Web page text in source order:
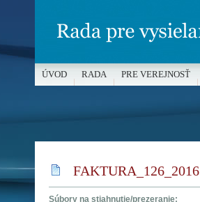
FAKTURA_126_2016
Súbory na stiahnutie/prezeranie:
ÚVOD RADA PRE VEREJNOSŤ